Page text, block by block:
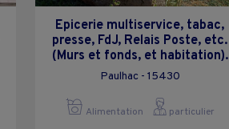
Epicerie multiservice, tabac,
presse, FdJ, Relais Poste, etc.
(Murs et fonds, et habitation).
Paulhac - 15430
Alimentation particulier